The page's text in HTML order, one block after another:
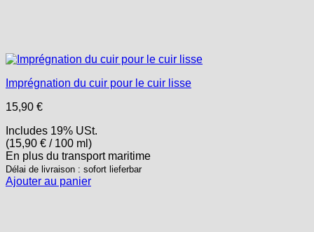
Imprégnation du cuir pour le cuir lisse
15,90 €
Includes 19% USt.
(15,90 € / 100 ml)
En plus du transportmaritime
Délai de livraison : sofort lieferbar
Ajouter au panier